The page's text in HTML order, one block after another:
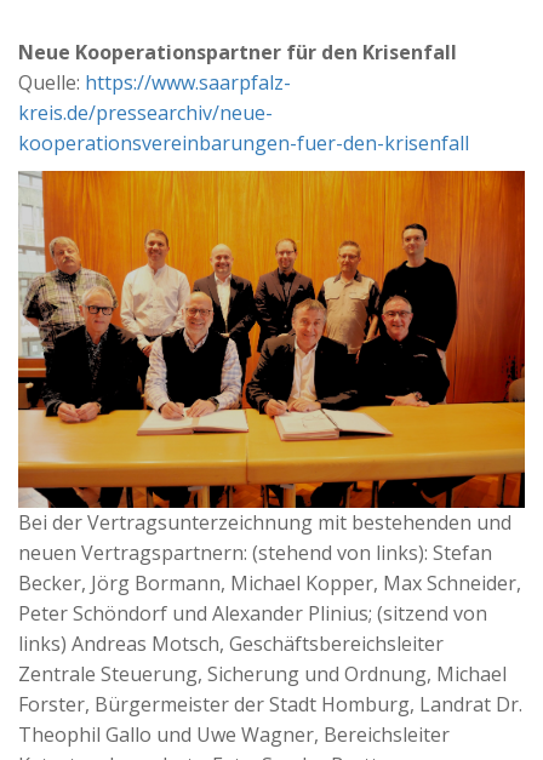
Neue Kooperationspartner für den Krisenfall
Quelle: https://www.saarpfalz-
kreis.de/pressearchiv/neue-
kooperationsvereinbarungen-fuer-den-krisenfall
Bei der Vertragsunterzeichnung mit bestehenden und
neuen Vertragspartnern: (stehend von links): Stefan
Becker, Jörg Bormann, Michael Kopper, Max Schneider,
Peter Schöndorf und Alexander Plinius; (sitzend von
links) Andreas Motsch, Geschäftsbereichsleiter
Zentrale Steuerung, Sicherung und Ordnung, Michael
Forster, Bürgermeister der Stadt Homburg, Landrat Dr.
Theophil Gallo und Uwe Wagner, Bereichsleiter